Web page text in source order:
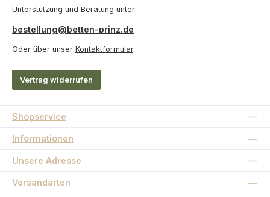
Unterstützung und Beratung unter:
bestellung@betten-prinz.de
Oder über unser Kontaktformular.
Vertrag widerrufen
Shopservice
Informationen
Unsere Adresse
Versandarten